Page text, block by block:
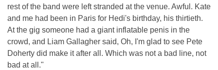
rest of the band were left stranded at the venue. Awful. Kate
and me had been in Paris for Hedi's birthday, his thirtieth.
At the gig someone had a giant inflatable penis in the
crowd, and Liam Gallagher said, Oh, I'm glad to see Pete
Doherty did make it after all. Which was not a bad line, not
bad at all."